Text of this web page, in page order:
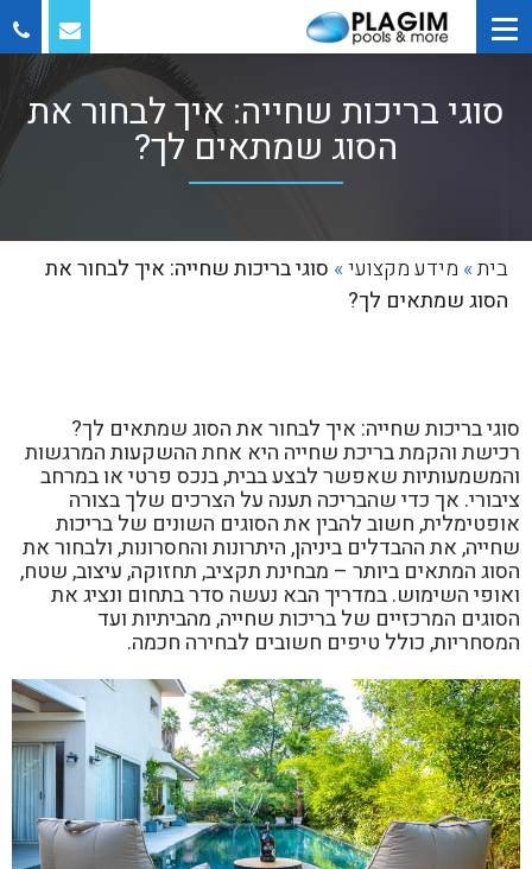
סוגי בריכות שחייה: איך לבחור את
הסוג שמתאים לך?
בית» מידע מקצועי» סוגי בריכות שחייה: איך לבחור את
הסוג שמתאים לך?
סוגי בריכות שחייה: איך לבחור את הסוג שמתאים לך?
רכישת והקמת בריכת שחייה היא אחת ההשקעות המרגשות
והמשמעותיות שאפשר לבצע בבית, בנכס פרטי או במרחב
ציבורי. אך כדי שהבריכה תענה על הצרכים שלך בצורה
אופטימלית, חשוב להבין את הסוגים השונים של בריכות
שחייה, את ההבדלים ביניהן, היתרונות והחסרונות, ולבחור את
הסוג המתאים ביותר – מבחינת תקציב, תחזוקה, עיצוב, שטח,
ואופי השימוש. במדריך הבא נעשה סדר בתחום ונציג את
הסוגים המרכזיים של בריכות שחייה, מהביתיות ועד
המסחריות, כולל טיפים חשובים לבחירה חכמה.